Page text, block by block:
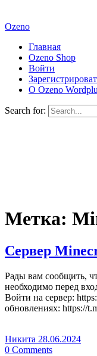
Ozeno
Главная
Ozeno Shop
Войти
О Ozeno
Search for:
Метка:
Сервер
Рады вам сообщить,
необходимо перед
Войти на сервер:
обновлениях: https://
Никита 28.06.2024
0 Comments